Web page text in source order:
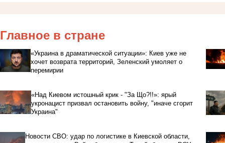
Главное в стране
«Украина в драматической ситуации»: Киев уже не
хочет возврата территорий, Зеленский умоляет о
перемирии
«Над Киевом истошный крик - "За Що?!!»: ярый
укронацист призвал остановить войну, "иначе сгорит
Украина"
Новости СВО: удар по логистике в Киевской области,